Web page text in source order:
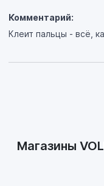
Комментарий:
Клеит пальцы - всё,
Магазины